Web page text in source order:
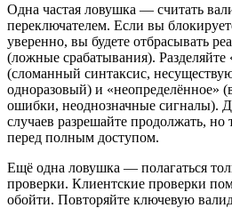
Одна частая ловушка — считать
переключателем. Если вы
уверенно, вы будете отбрасывать
(ложные срабатывания). Разделяйте
(сломанный синтаксис,
одноразовый) и «неопределённое»
ошибки, неоднозначные сигналы).
случаев разрешайте продолжать, но
перед полным доступом.
Ещё одна ловушка — полагаться
проверки. Клиентские проверки
обойти. Повторяйте ключевую